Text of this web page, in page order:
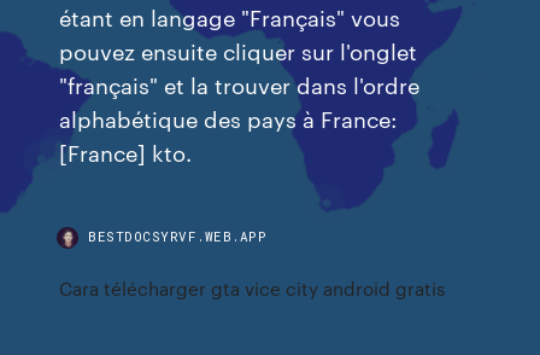
étant en langage "Français" vous
pouvez ensuite cliquer sur l'onglet
"français" et la trouver dans l'ordre
alphabétique des pays à France:
[France] kto.
BESTDOCSYRVF.WEB.APP
Cara télécharger gta vice city android gratis